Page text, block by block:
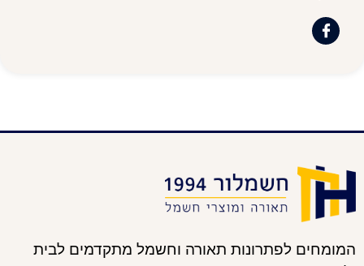
המומחים לפתרונות תאורה וחשמל מתקדמים לבית